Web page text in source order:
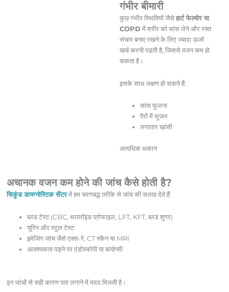
गंभीर बीमारी
कुछ गंभीर स्थितियों जैसेहार्ट फेल्योर या
COPDमें शरीर को सांस लेने और रक्त
संचार बनाए रखने के लिए ज्यादा ऊर्जा
खर्च करनी पड़ती है, जिससे वजन कम हो
सकता है।
इसके साथ लक्षण हो सकते हैं:
सांस फूलना
पैरों में सूजन
लगातार खांसी
अत्यधिक थकान
अचानक वजन कम होने की जांच कैसे होती है?
सिकुंड डायग्नोस्टिक सेंटरमें हम चरणबद्ध तरीके से जांच की सलाह देते हैं:
ब्लड टेस्ट (CBC, थायरॉइड प्रोफाइल, LFT, KFT, ब्लड शुगर)
यूरिन और स्टूल टेस्ट
इमेजिंग जांच जैसे एक्स-रे, CT स्कैन या MRI
आवश्यकता पड़ने पर एंडोस्कोपी या बायोप्सी
इन जांचों से सही कारण पता लगाने में मदद मिलती है।